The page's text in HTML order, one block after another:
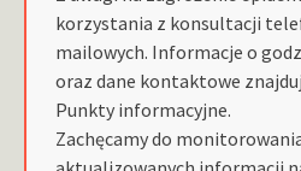
korzystania z konsultacji
mailowych. Informacje o
oraz dane kontaktowe
Punkty informacyjne.
Zachęcamy do